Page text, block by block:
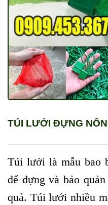
TÚI LƯỚI ĐỰNG
Túi lưới là mẫu bao
để đựng và bảo
quả. Túi lưới nhiều